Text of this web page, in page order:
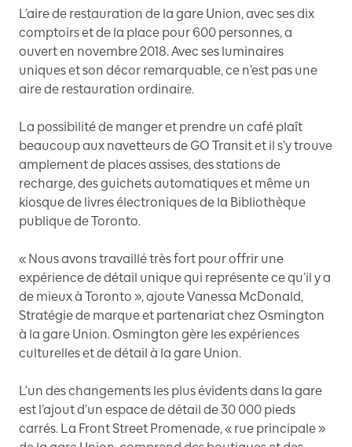
L’aire de restauration de la gare Union, avec ses dix
comptoirs et de la place pour 600 personnes, a
ouvert en novembre 2018. Avec ses luminaires
uniques et son décor remarquable, ce n’est pas une
aire de restauration ordinaire.
La possibilité de manger et prendre un café plaît
beaucoup aux navetteurs de GO Transit et il s’y trouve
amplement de places assises, des stations de
recharge, des guichets automatiques et même un
kiosque de livres électroniques de la Bibliothèque
publique de Toronto.
« Nous avons travaillé très fort pour offrir une
expérience de détail unique qui représente ce qu’il y a
de mieux à Toronto », ajoute Vanessa McDonald,
Stratégie de marque et partenariat chez Osmington
à la gare Union. Osmington gère les expériences
culturelles et de détail à la gare Union.
L’un des changements les plus évidents dans la gare
est l’ajout d’un espace de détail de 30 000 pieds
carrés. La Front Street Promenade, « rue principale »